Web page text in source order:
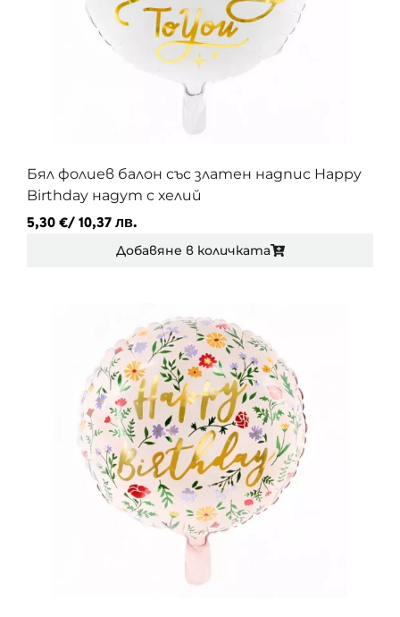
Бял фолиев балон със златен надпис Happy
Birthday надут с хелий
5,30 €/ 10,37 лв.
Добавяне в количката